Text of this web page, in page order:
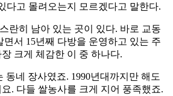
다고 몰려오는지 모르겠다고 말한다.
란히 남아 있는 곳이 있다. 바로 교동
면서 15년째 다방을 운영하고 있는 주
크게 체감한 이 중 하나다.
동네 장사였죠. 1990년대까지만 해도
. 다들 쌀농사를 크게 지어 풍족했죠.